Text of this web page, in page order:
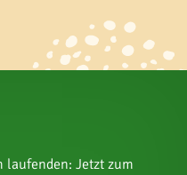
laufenden: Jetzt zum